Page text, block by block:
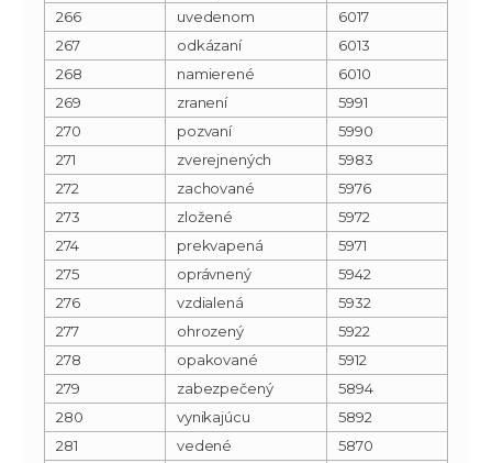
266
uvedenom
6017
267
odkázaní
6013
268
namierené
6010
269
zranení
5991
270
pozvaní
5990
271
zverejnených
5983
272
zachované
5976
273
zložené
5972
274
prekvapená
5971
275
oprávnený
5942
276
vzdialená
5932
277
ohrozený
5922
278
opakované
5912
279
zabezpečený
5894
280
vynikajúcu
5892
281
vedené
5870